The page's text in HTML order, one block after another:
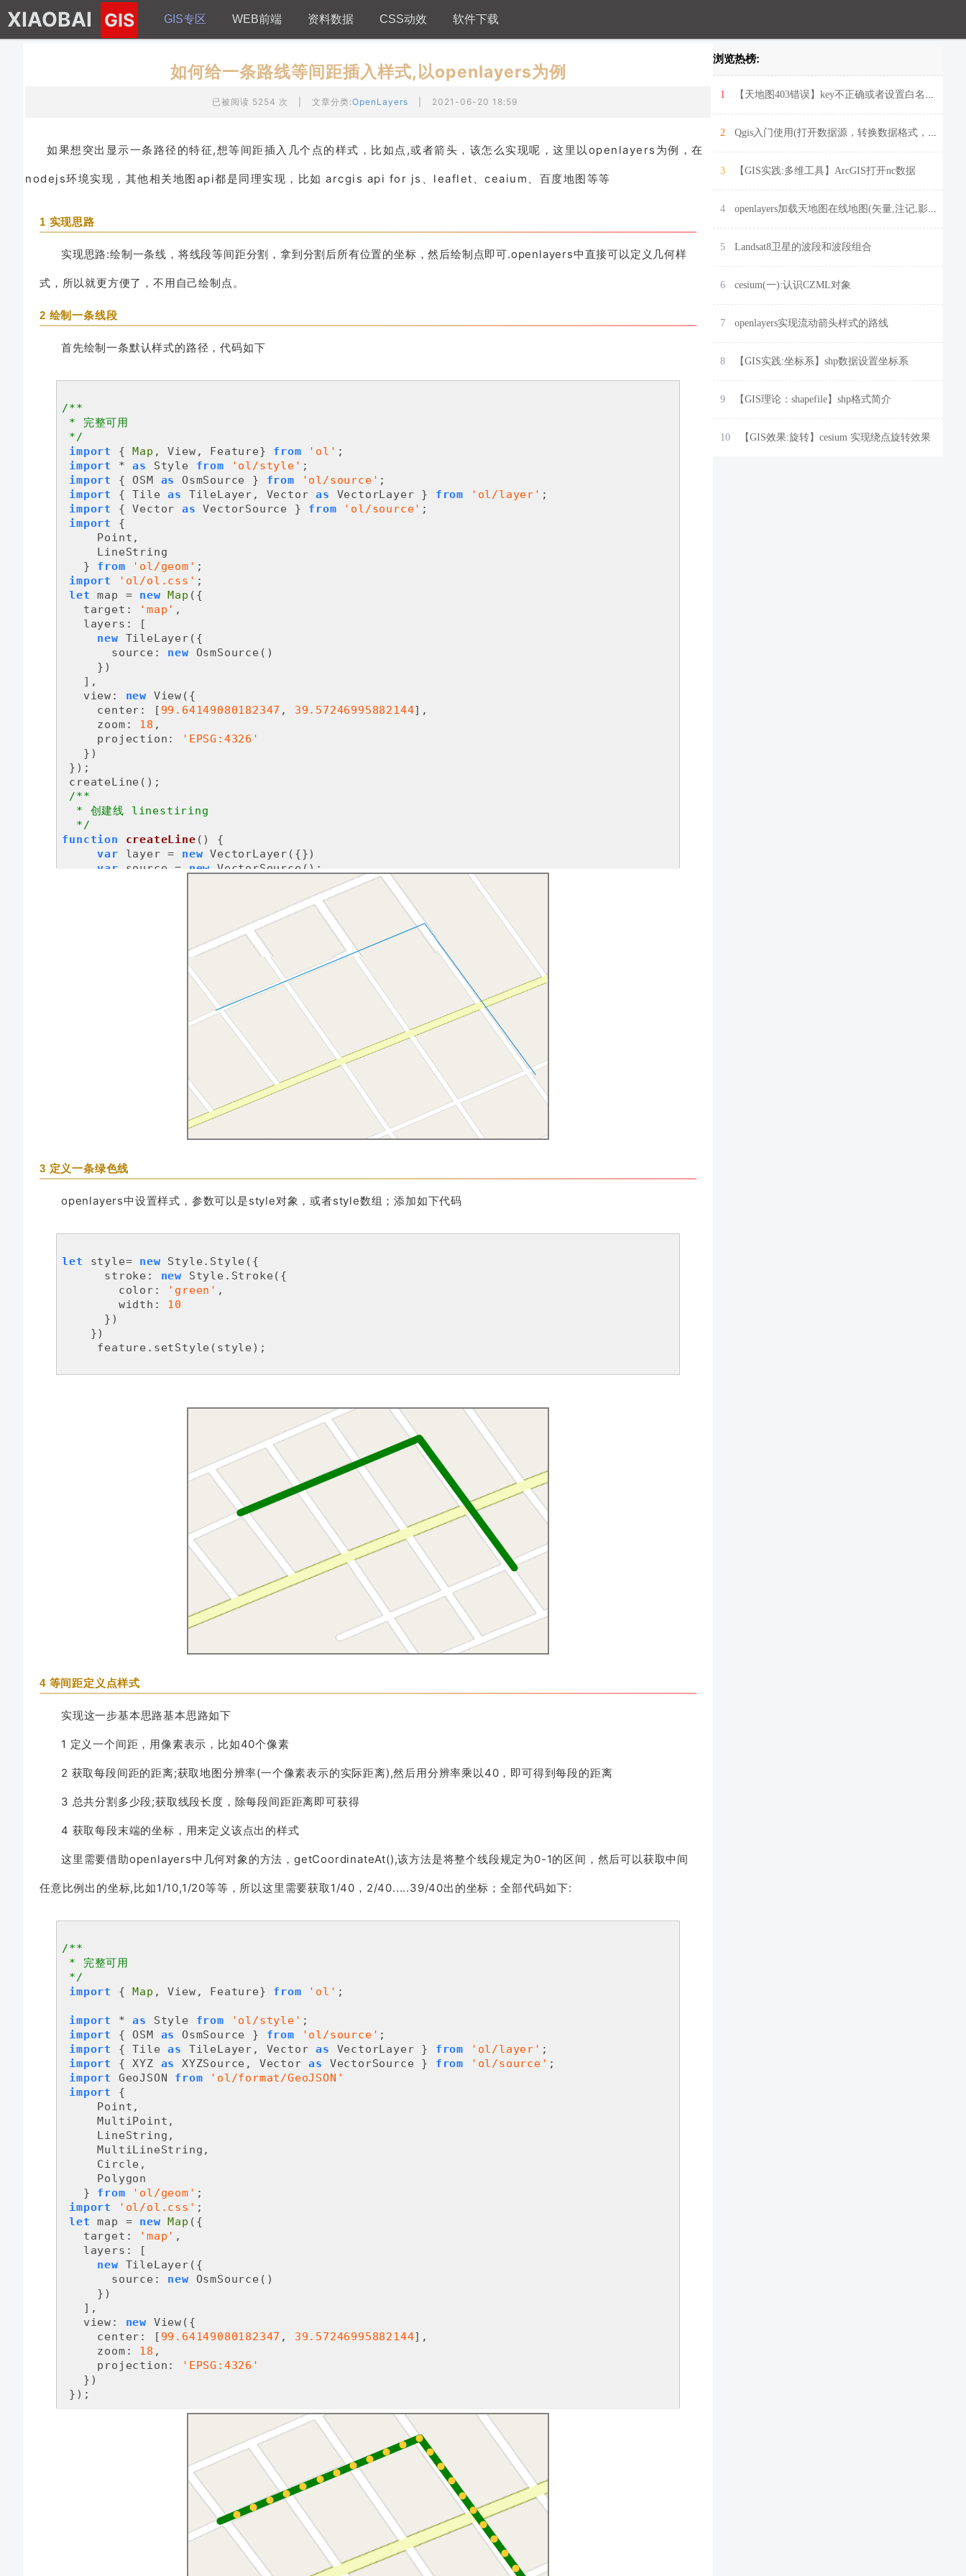
XIAOBAI GIS GIS专区 WEB前端 资料数据 CSS动效 软件下载
如何给一条路线等间距插入样式,以openlayers为例
已被阅读 5254 次 文章分类:OpenLayers 2021-06-20 18:59
如果想突出显示一条路径的特征,想等间距插入几个点的样式，比如点,或者箭头，该怎么实现呢，这里以openlayers为例，在
nodejs环境实现，其他相关地图api都是同理实现，比如 arcgis api for js、leaflet、ceaium、百度地图等等
1 实现思路
实现思路:绘制一条线，将线段等间距分割，拿到分割后所有位置的坐标，然后绘制点即可.openlayers中直接可以定义几何样
式，所以就更方便了，不用自己绘制点。
2 绘制一条线段
首先绘制一条默认样式的路径，代码如下
/**
* 完整可用
*/
import
{ Map , View, Feature} from 'ol' ;
import
* as Style from 'ol/style' ;
import
{ OSM as OsmSource } from 'ol/source' ;
import
{ Tile as TileLayer, Vector as VectorLayer } from 'ol/layer' ;
import
{ Vector as VectorSource } from 'ol/source' ;
import
{
     Point,
     LineString
   }
from 'ol/geom' ;
import
'ol/ol.css' ;
let map = new Map ({
target : 'map' ,
layers : [
new TileLayer({
source : new OsmSource()
     })
   ],
view : new View({
center : [ 99.64149080182347 , 39.57246995882144],
zoom : 18 ,
projection :
'EPSG:4326'
   })
});
createLine();
/**
  * 创建线 linestiring
  */
function
createLine ( ) {
var layer = new VectorLayer({})
var source = new VectorSource();
, 39.57211613643938
99.64149080182347, 39.57246995882144
],
99.64311537333242 39.573145621589674
99.64381486128156 39.572191381856385
99.64442816904665 39.571354708917454]
new Feature({
new
LineString(arr)
     source.addFeature(feature);
3 定义一条绿色线
openlayers中设置样式，参数可以是style对象，或者style数组；添加如下代码
let style= new Style.Style({
stroke : new Style.Stroke({
color : 'green' ,
width : 10
      })
    })
     feature.setStyle(style);
4 等间距定义点样式
实现这一步基本思路基本思路如下
1 定义一个间距，用像素表示，比如40个像素
2 获取每段间距的距离;获取地图分辨率(一个像素表示的实际距离),然后用分辨率乘以40，即可得到每段的距离
3 总共分割多少段;获取线段长度，除每段间距距离即可获得
4 获取每段末端的坐标，用来定义该点出的样式
这里需要借助openlayers中几何对象的方法，getCoordinateAt(),该方法是将整个线段规定为0-1的区间，然后可以获取中间
任意比例出的坐标,比如1/10,1/20等等，所以这里需要获取1/40，2/40.....39/40出的坐标；全部代码如下:
/**
* 完整可用
*/
import
{ Map , View, Feature} from 'ol' ;
import * as Style from 'ol/style' ;
import
{ OSM as OsmSource } from 'ol/source' ;
import
{ Tile as TileLayer, Vector as VectorLayer } from 'ol/layer' ;
import
{ XYZ as XYZSource, Vector as VectorSource } from 'ol/source' ;
import
GeoJSON from
'ol/format/GeoJSON'
import
{
     Point,
     MultiPoint,
     LineString,
     MultiLineString,
     Circle,
     Polygon
   }
from 'ol/geom' ;
import
'ol/ol.css' ;
let map = new Map ({
target : 'map' ,
layers : [
new TileLayer({
source : new OsmSource()
     })
   ],
view : new View({
center : [ 99.64149080182347 , 39.57246995882144],
zoom : 18 ,
projection :
'EPSG:4326'
   })
});
99.64064006712545 39.57211613643938
],
99.64149080182347 39.57246995882144
],
99.64311537333242 , 39.573145621589674
],
99.64381486128156, 39.572191381856385
99.64442816904665 , 39.571354708917454
VectorLayer({})
浏览热榜:
1 【天地图403错误】key不正确或者设置白名单引起
2 Qgis入门使用(打开数据源，转换数据格式，添加标注，符号化地图等)
3 【GIS实践:多维工具】ArcGIS打开nc数据
4 openlayers加载天地图在线地图(矢量,注记,影像图,地形图)并切换底图
5 Landsat8卫星的波段和波段组合
6 cesium(一):认识CZML对象
7 openlayers实现流动箭头样式的路线
8 【GIS实践:坐标系】shp数据设置坐标系
9 【GIS理论：shapefile】shp格式简介
10 【GIS效果:旋转】cesium 实现绕点旋转效果